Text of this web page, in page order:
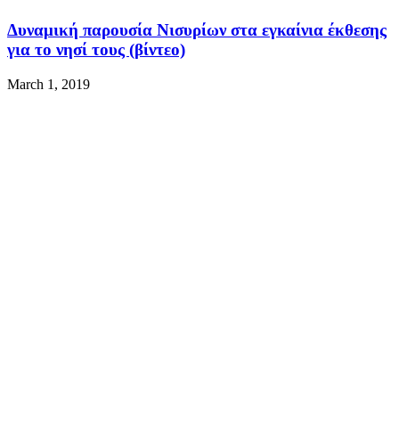
Δυναμική παρουσία Νισυρίων στα εγκαίνια έκθεσης
για το νησί τους (βίντεο)
March 1, 2019